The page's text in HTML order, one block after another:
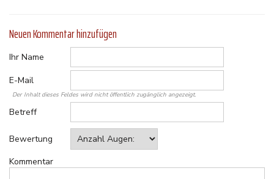
Neuen Kommentar hinzufügen
Ihr Name
E-Mail
Der Inhalt dieses Feldes wird nicht öffentlich zugänglich angezeigt.
Betreff
Bewertung
Kommentar